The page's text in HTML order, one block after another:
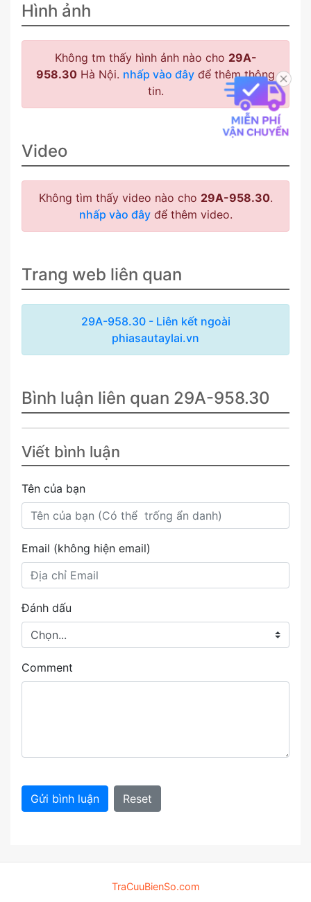
Hình ảnh
Không tm thấy hình ảnh nào cho 29A-
958.30 Hà Nội. nhấp vào đây để thêm thông
tin.
Video
Không tìm thấy video nào cho 29A-958.30.
nhấp vào đâyđể thêm video.
Trang web liên quan
29A-958.30 - Liên kết ngoài
phiasautaylai.vn
Bình luận liên quan 29A-958.30
Viết bình luận
Tên của bạn
Email (không hiện email)
Đánh dấu
Comment
Gửi bình luận Reset
TraCuuBienSo.com